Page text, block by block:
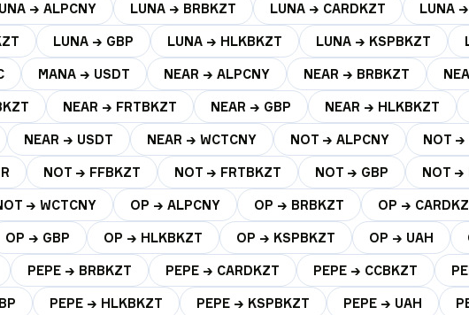
→ ALPCNY LUNA → BRBKZT LUNA → CARDKZT LUNA
LUNA → GBP LUNA → HLKBKZT LUNA → KSPBKZT
MANA → USDT NEAR → ALPCNY NEAR → BRBKZT
NEAR → FRTBKZT NEAR → GBP NEAR → HLKBKZT
NEAR → USDT NEAR → WCTCNY NOT → ALPCNY NOT →
NOT → FFBKZT NOT → FRTBKZT NOT → GBP NOT →
→ WCTCNY OP → ALPCNY OP → BRBKZT OP →
OP → GBP OP → HLKBKZT OP → KSPBKZT OP → UAH
PEPE → BRBKZT PEPE → CARDKZT PEPE → CCBKZT
PEPE → HLKBKZT PEPE → KSPBKZT PEPE → UAH